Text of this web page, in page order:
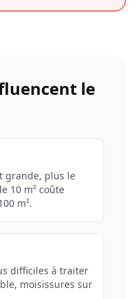
le
grande, plus le
10 m² coûte
m².
difficiles à traiter
moisissures sur